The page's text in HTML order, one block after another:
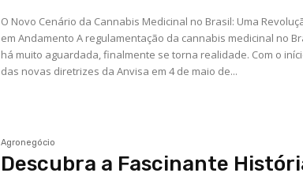
O Novo Cenário da Cannabis Medicinal no Brasil: Uma
em Andamento A regulamentação da cannabis medicinal no
há muito aguardada, finalmente se torna realidade. Com o
das novas diretrizes da Anvisa em 4 de maio de...
Agronegócio
Descubra a Fascinante